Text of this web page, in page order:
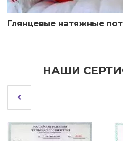
Глянцевые натяжные
НАШИ